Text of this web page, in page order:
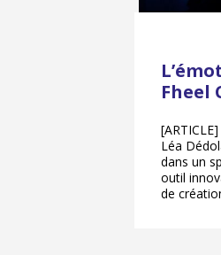
Fheel
Léa
dans un
outil
de